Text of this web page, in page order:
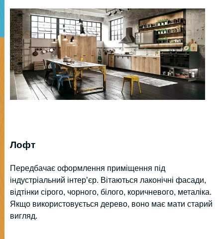
Лофт
Передбачає оформлення приміщення під
індустріальний інтер’єр. Вітаються лаконічні фасади,
відтінки сірого, чорного, білого, коричневого, металіка.
Якщо використовується дерево, воно має мати старий
вигляд.